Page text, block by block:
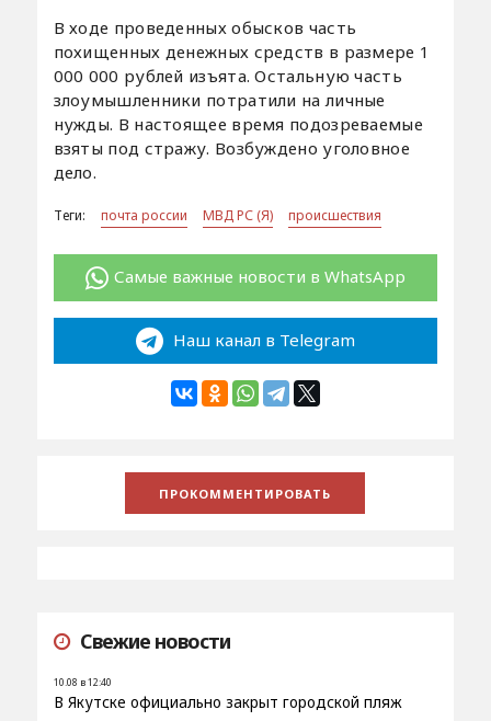
В ходе проведенных обысков часть
похищенных денежных средств в размере 1
000 000 рублей изъята. Остальную часть
злоумышленники потратили на личные
нужды. В настоящее время подозреваемые
взяты под стражу. Возбуждено уголовное
дело.
Теги: почта россии МВД РС (Я) происшествия
Самые важные новости в WhatsApp
Наш канал в Telegram
Свежие новости
10.08 в 12:40
В Якутске официально закрыт городской пляж